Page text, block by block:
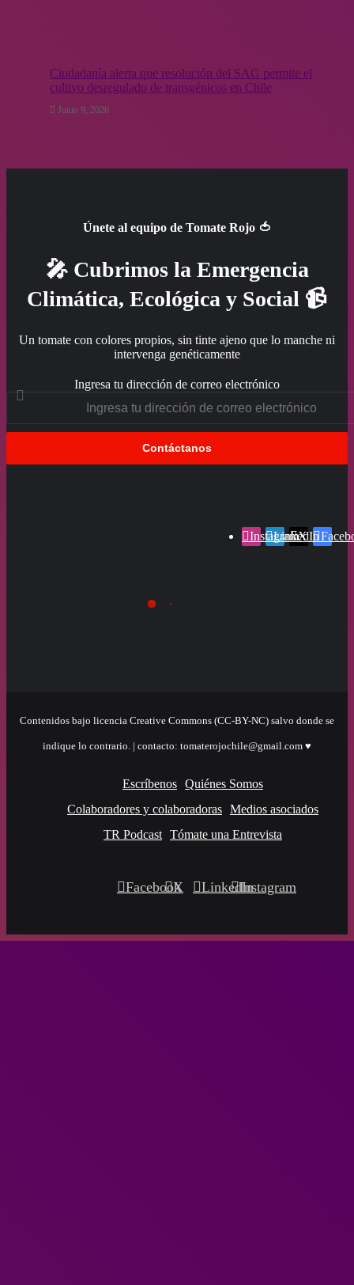
Ciudadanía alerta que resolución del SAG permite el
cultivo desregulado de transgénicos en Chile
Junio 9, 2026
Únete al equipo de Tomate Rojo 🍅
🎤 Cubrimos la Emergencia
Climática, Ecológica y Social 📹
Un tomate con colores propios, sin tinte ajeno que lo manche ni
intervenga genéticamente
Ingresa tu dirección de correo electrónico
X
LinkedIn
Instagram
Contenidos bajo licencia Creative Commons (CC-BY-NC) salvo donde se
indique lo contrario. | contacto: tomaterojochile@gmail.com ♥
Escríbenos Quiénes Somos
Colaboradores y colaboradoras Medios asociados
TR Podcast Tómate una Entrevista
Facebook
X LinkedInInstagram